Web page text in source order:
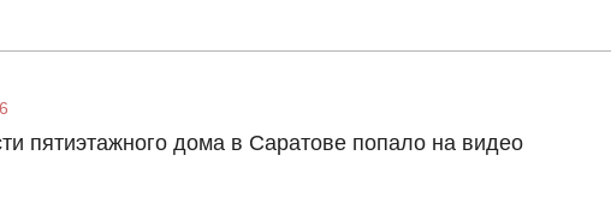
пятиэтажного дома в Саратове попало на видео